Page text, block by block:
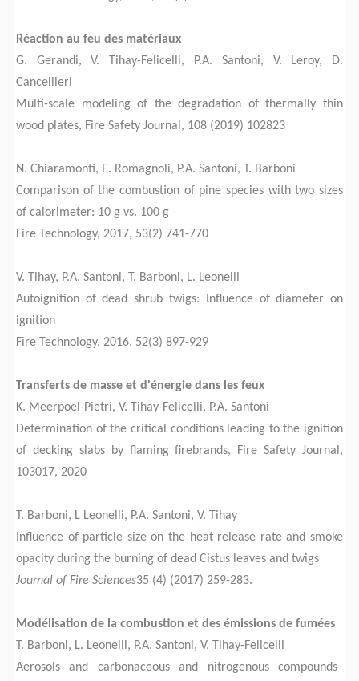
Réaction au feu des matériaux
G. Gerandi, V. Tihay-Felicelli, P.A. Santoni, V. Leroy, D.
Cancellieri
Multi-scale modeling of the degradation of thermally thin
wood plates, Fire Safety Journal, 108 (2019) 102823
N. Chiaramonti, E. Romagnoli, P.A. Santoni, T. Barboni
Comparison of the combustion of pine species with two sizes
of calorimeter: 10 g vs. 100 g
Fire Technology, 2017, 53(2) 741-770
V. Tihay, P.A. Santoni, T. Barboni, L. Leonelli
Autoignition of dead shrub twigs: Influence of diameter on
ignition
Fire Technology, 2016, 52(3) 897-929
Transferts de masse et d'énergie dans les feux
K. Meerpoel-Pietri, V. Tihay-Felicelli, P.A. Santoni
Determination of the critical conditions leading to the ignition
of decking slabs by flaming firebrands, Fire Safety Journal,
103017, 2020
T. Barboni, L Leonelli, P.A. Santoni, V. Tihay
Influence of particle size on the heat release rate and smoke
opacity during the burning of dead Cistus leaves and twigs
Journal of Fire Sciences35 (4) (2017) 259-283.
Modélisation de la combustion et des émissions de fumées
T. Barboni, L. Leonelli, P.A. Santoni, V. Tihay-Felicelli
Aerosols and carbonaceous and nitrogenous compounds